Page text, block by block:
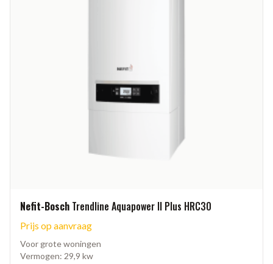
Nefit-Bosch Trendline Aquapower II Plus HRC30
Prijs op aanvraag
Voor grote woningen
Vermogen: 29,9 kw